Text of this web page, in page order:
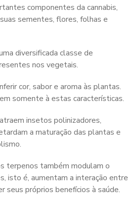
componentes da cannabis,
sementes, flores, folhas e
diversificada classe de
nos vegetais.
cor, sabor e aroma às plantas.
somente à estas características.
insetos polinizadores,
a maturação das plantas e
terpenos também modulam o
isto é, aumentam a interação entre
seus próprios benefícios à saúde.